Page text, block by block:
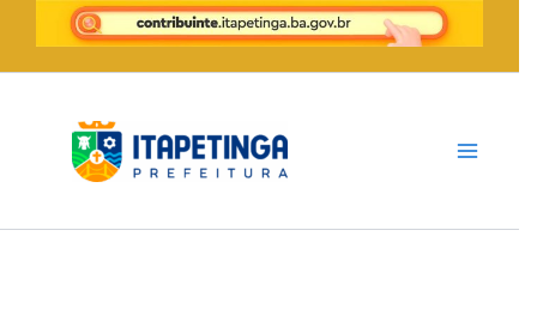
para
conteúdo